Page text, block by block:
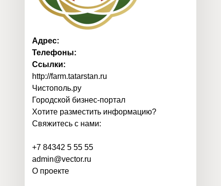
Адрес:
Телефоны:
Ссылки:
http://farm.tatarstan.ru
Чистополь.ру
Городской бизнес-портал
Хотите разместить информацию?
Свяжитесь с нами:
+7 84342 5 55 55
admin@vector.ru
О проекте